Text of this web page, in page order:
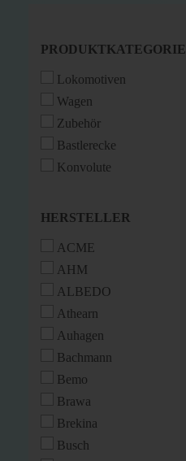
PRODUKTKATEGORIE
PRODUKTKATEGORIE
Lokomotiven
Wagen
Zubehör
Bastlerecke
Konvolute
HERSTELLER
HERSTELLER
ACME
AHM
ALBEDO
Athearn
Auhagen
Bachmann
Bemo
Brawa
Brekina
Busch